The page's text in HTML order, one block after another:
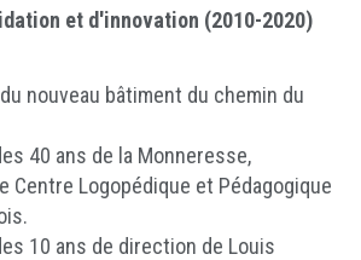
et d'innovation (2010-2020)
nouveau bâtiment du chemin du
40 ans de la Monneresse,
Centre Logopédique et Pédagogique
10 ans de direction de Louis